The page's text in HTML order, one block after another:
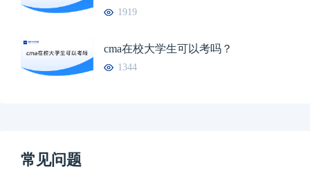
1919
cma在校大学生可以考吗？
1344
常见问题